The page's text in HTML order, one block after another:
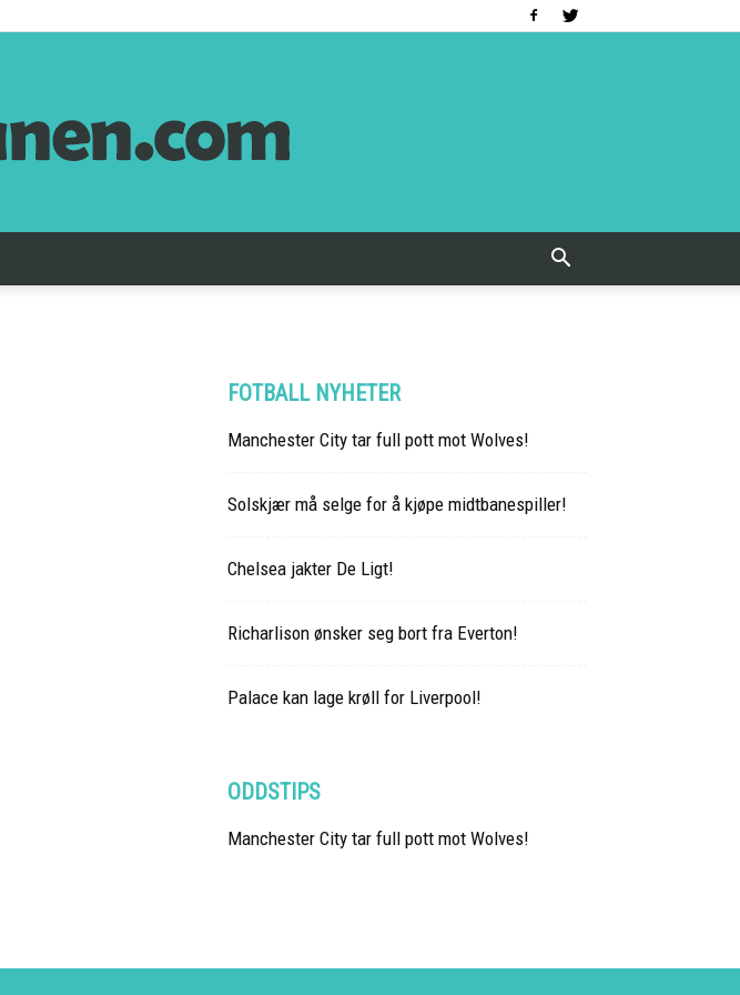
FOTBALL NYHETER
Manchester City tar full pott mot Wolves!
Solskjær må selge for å kjøpe midtbanespiller!
Chelsea jakter De Ligt!
Richarlison ønsker seg bort fra Everton!
Palace kan lage krøll for Liverpool!
ODDSTIPS
Manchester City tar full pott mot Wolves!